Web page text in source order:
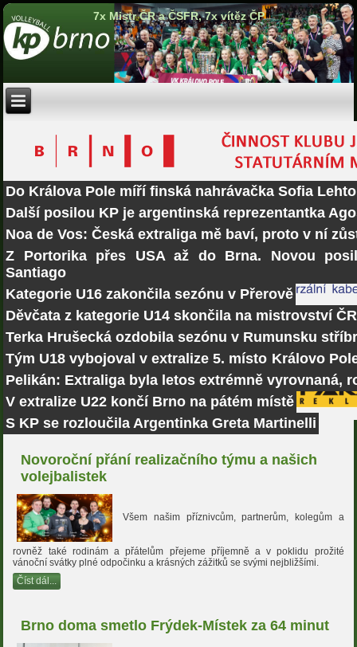
7x Mistr ČR a ČSFR, 7x vítěz ČP
Do Králova Pole míří finská nahrávačka Sofia Lehto
Další posilou KP je argentinská reprezentantka
Noa de Vos: Česká extraliga mě baví, proto v ní
Z Portorika přes USA až do Brna. Novou
Santiago
Kategorie U16 zakončila sezónu v Přerově
Děvčata z kategorie U14 skončila na mistrovství
Terka Hrušecká ozdobila sezónu v Rumunsku
Tým U18 vybojoval v extralize 5. místo Královo
Pelikán: Extraliga byla letos extrémně vyrovnaná,
V extralize U22 končí Brno na pátém místě
S KP se rozloučila Argentinka Greta Martinelli
Novoroční přání realizačního týmu a našich
volejbalistek
Všem našim příznivcům, partnerům, kolegům a
rovněž také rodinám a přátelům přejeme příjemně a v poklidu prožité
vánoční svátky plné odpočinku a krásných zážitků se svými nejbližšími.
Číst dál...
Brno doma smetlo Frýdek-Místek za 64 minut